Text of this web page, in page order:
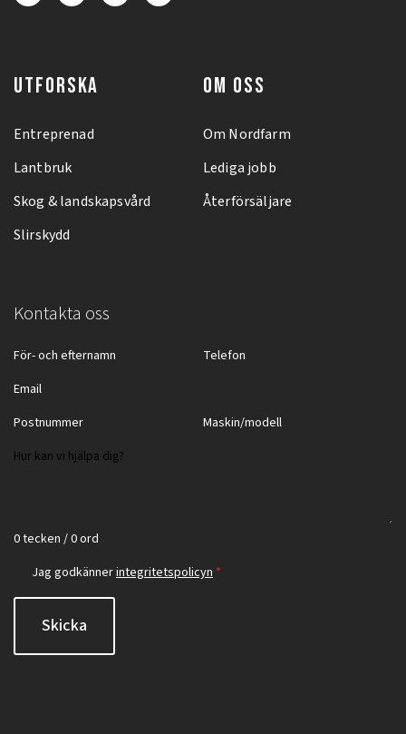
UTFORSKA
Entreprenad
Lantbruk
Skog & landskapsvård
Slirskydd
OM OSS
Om Nordfarm
Lediga jobb
Återförsäljare
Kontakta oss
0 tecken / 0 ord
Jag godkännerintegritetspolicyn *
Skicka